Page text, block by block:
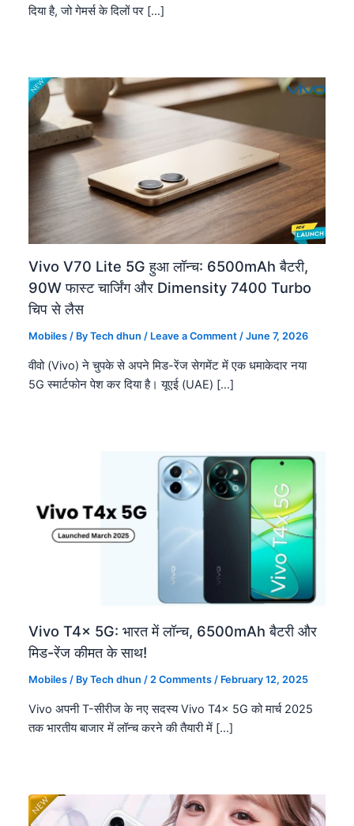
दिया है, जो गेमर्स के दिलों पर […]
Vivo V70 Lite 5G हुआ लॉन्च: 6500mAh बैटरी,
90W फास्ट चार्जिंग और Dimensity 7400 Turbo
चिप से लैस
Mobiles / ByTech dhun / Leave a Comment /June 7, 2026
वीवो (Vivo) ने चुपके से अपने मिड-रेंज सेगमेंट में एक धमाकेदार नया
5G स्मार्टफोन पेश कर दिया है। यूएई (UAE) […]
Vivo T4x 5G: भारत में लॉन्च, 6500mAh बैटरी और
मिड-रेंज कीमत के साथ!
Mobiles / ByTech dhun/2 Comments / February 12, 2025
Vivo अपनी T-सीरीज के नए सदस्य Vivo T4x 5G को मार्च 2025
तक भारतीय बाजार में लॉन्च करने की तैयारी में […]